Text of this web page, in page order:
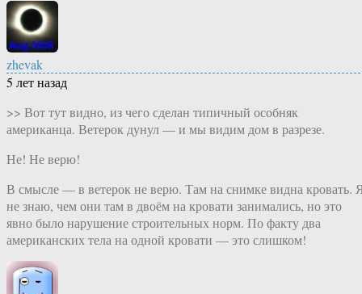
zhevak
5 лет назад
>> Вот тут видно, из чего сделан типичный особняк
американца. Ветерок дунул — и мы видим дом в разрезе.
Не! Не верю!
В смысле — в ветерок не верю. Там на снимке видна кровать.
не знаю, чем они там в двоём на кровати занимались, но это
явно было нарушение строительных норм. По факту два
американских тела на одной кровати — это слишком!